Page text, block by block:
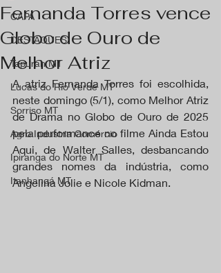
CAPA
DESTAQUES
Tapurah MT
Lucas do Rio Verde MT
Sorriso MT
Agro Industria Comércio
Ipiranga do Norte MT
Itanhangá MT
Fernanda Torres vence
Globo de Ouro de
Melhor Atriz
A atriz Fernanda Torres foi escolhida,
neste domingo (5/1), como Melhor Atriz
de Drama no Globo de Ouro de 2025
pela performance no filme Ainda Estou
Aqui, de Walter Salles, desbancando
grandes nomes da indústria, como
Angelina Jolie e Nicole Kidman.